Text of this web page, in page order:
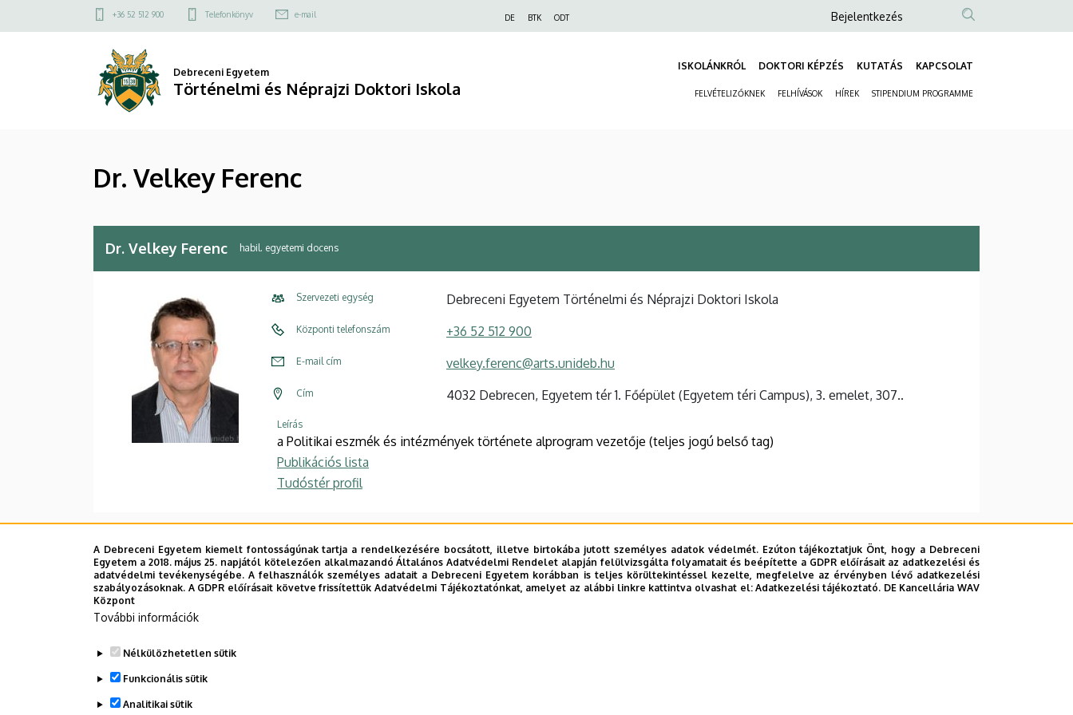
a
Felső
menü
+36 52 512 900 Telefonkönyv e-mail DE BTK ODT
Anonim
fiók
menüje
Bejelentkezés
Debreceni Egyetem
Történelmi és Néprajzi Doktori Iskola
ISKOLÁNKRÓL DOKTORI KÉPZÉS KUTATÁS KAPCSOLAT
FELVÉTELIZŐKNEK FELHÍVÁSOK HÍREK STIPENDIUM PROGRAMME
Dr. Velkey Ferenc
Dr. Velkey Ferenc habil. egyetemi docens
Szervezeti egység Debreceni Egyetem Történelmi és Néprajzi Doktori Iskola
Központi telefonszám +36 52 512 900
E-mail cím velkey.ferenc@arts.unideb.hu
Cím 4032 Debrecen, Egyetem tér 1. Főépület (Egyetem téri Campus), 3. emelet, 307..
Leírás
a Politikai eszmék és intézmények története alprogram vezetője (teljes jogú belső tag)
Publikációs lista
Tudóstér profil
A Debreceni Egyetem kiemelt fontosságúnak tartja a rendelkezésére bocsátott, illetve birtokába jutott személyes adatok védelmét. Ezúton tájékoztatjuk Önt, hogy a Debreceni
Egyetem a 2018. május 25. napjától kötelezően alkalmazandó Általános Adatvédelmi Rendelet alapján felülvizsgálta folyamatait és beépítette a GDPR előírásait az adatkezelési és
adatvédelmi tevékenységébe. A felhasználók személyes adatait a Debreceni Egyetem korábban is teljes körültekintéssel kezelte, megfelelve az érvényben lévő adatkezelési
szabályozásoknak. A GDPR előírásait követve frissítettük Adatvédelmi Tájékoztatónkat, amelyet az alábbi linkre kattintva olvashat el:Adatkezelési tájékoztató. DE Kancellária WAV
Központ
További információk
Nélkülözhetetlen sütik
Funkcionális sütik
Analitikai sütik